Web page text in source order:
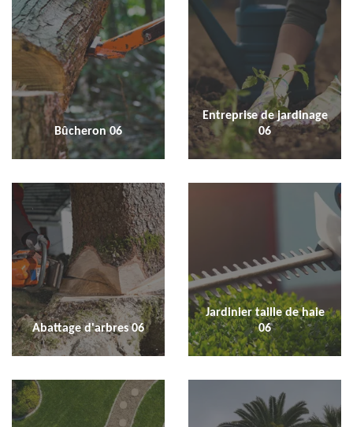
Bûcheron 06
Entreprise de jardinage
06
Abattage d'arbres 06
Jardinier taille de haie
06